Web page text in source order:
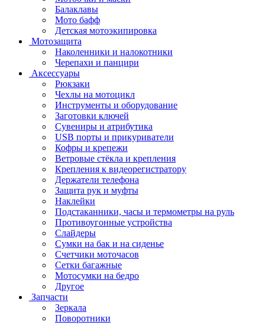
Балаклавы
Мото бафф
Детская мотоэкипировка
Мотозащита
Наколенники и налокотники
Черепахи и панцири
Аксессуары
Рюкзаки
Чехлы на мотоцикл
Инструменты и оборудование
Заготовки ключей
Сувениры и атрибутика
USB порты и прикуриватели
Кофры и крепежи
Ветровые стёкла и крепления
Крепления к видеорегистратору
Держатели телефона
Защита рук и муфты
Наклейки
Подстаканники, часы и термометры на руль
Противоугонные устройства
Слайдеры
Сумки на бак и на сиденье
Счетчики моточасов
Сетки багажные
Мотосумки на бедро
Другое
Запчасти
Зеркала
Поворотники